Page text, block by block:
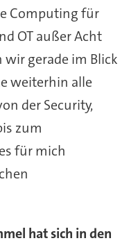
Computing für
OT außer Acht
wir gerade im Blick
weiterhin alle
der Security,
zum
für mich
hat sich in den